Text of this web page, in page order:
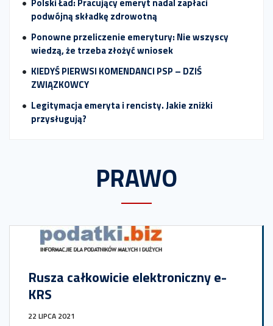
podwójną składkę zdrowotną
Ponowne przeliczenie emerytury: Nie wszyscy
wiedzą, że trzeba złożyć wniosek
KIEDYŚ PIERWSI KOMENDANCI PSP – DZIŚ
ZWIĄZKOWCY
Legitymacja emeryta i rencisty. Jakie zniżki
przysługują?
PRAWO
Rusza całkowicie elektroniczny e-
KRS
22 LIPCA 2021